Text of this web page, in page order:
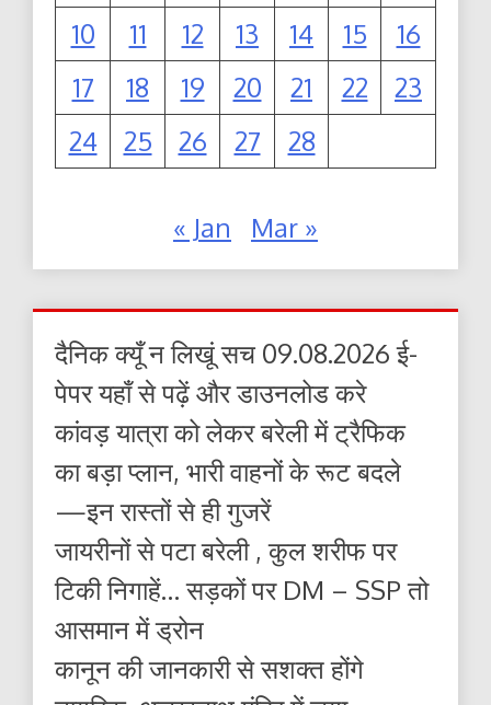
10
11 12 13 14 15
16
17
18 19 20 21 22
23
24
25 26 27 28
« Jan Mar »
दैनिक क्यूँ न लिखूं सच 09.08.2026 ई-
पेपर यहाँ से पढ़ें और डाउनलोड करे
कांवड़ यात्रा को लेकर बरेली में ट्रैफिक
का बड़ा प्लान, भारी वाहनों के रूट बदले
—इन रास्तों से ही गुजरें
जायरीनों से पटा बरेली , कुल शरीफ पर
टिकी निगाहें… सड़कों पर DM – SSP तो
आसमान में ड्रोन
कानून की जानकारी से सशक्त होंगे